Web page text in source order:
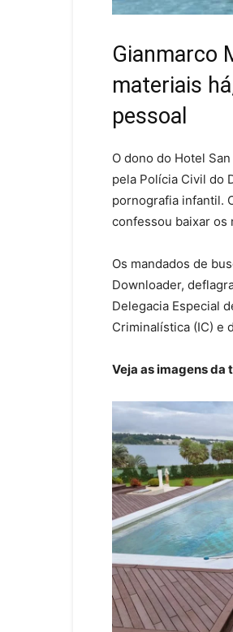
Gianmarco
materiais
pessoal
O dono do Hotel
pela Polícia Civil do
pornografia infantil.
confessou baixar os
Os mandados de
Downloader,
Delegacia Especial
Criminalística (IC) e
Veja as imagens